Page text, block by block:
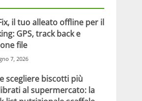
il tuo alleato offline per il
GPS, track back e
file
7, 2026
scegliere biscotti più
al supermercato: la